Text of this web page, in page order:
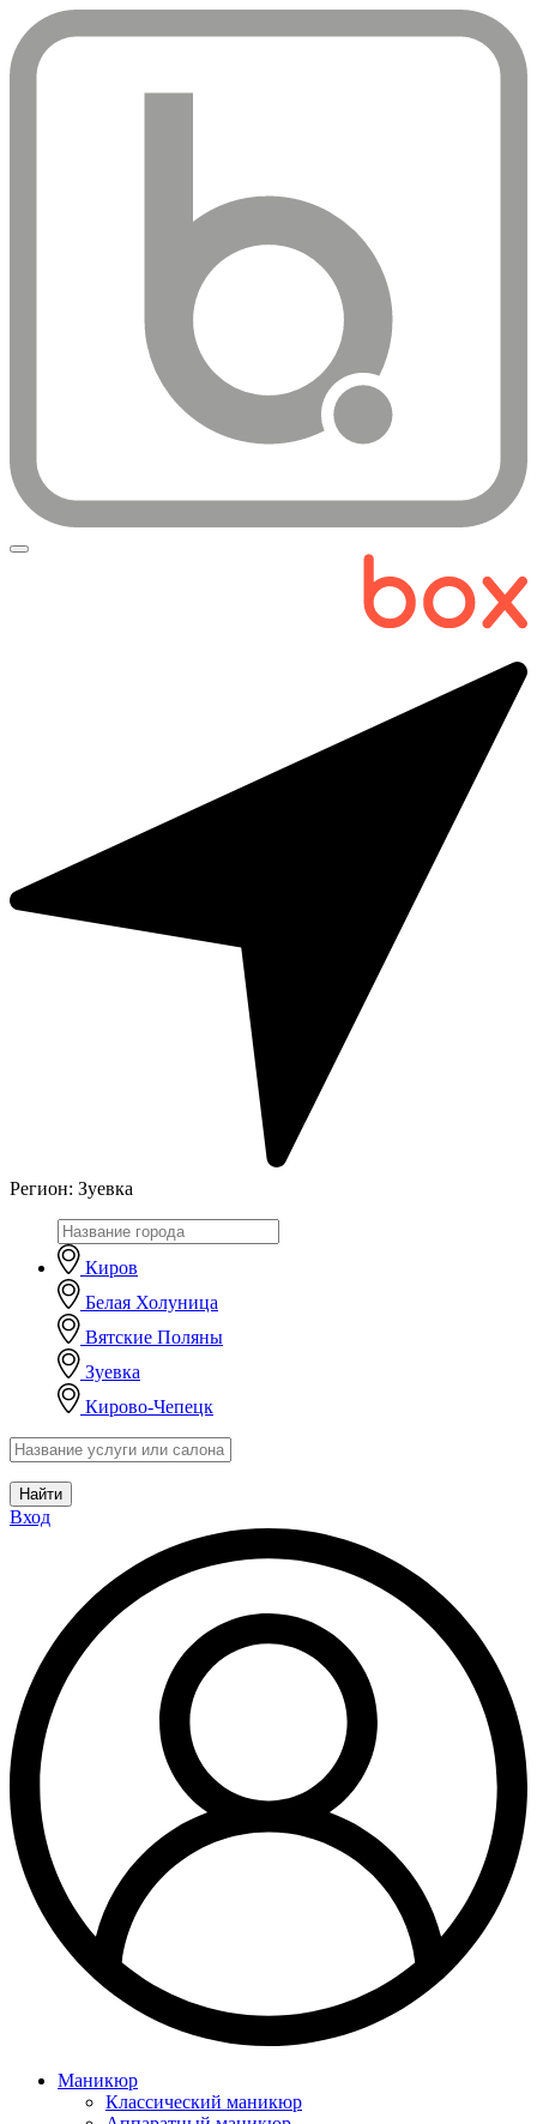
Регион: Зуевка
Киров
Белая Холуница
Вятские Поляны
Зуевка
Кирово-Чепецк
Найти
Вход
Маникюр
Классический маникюр